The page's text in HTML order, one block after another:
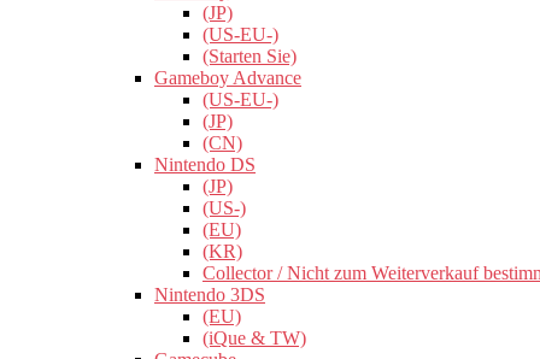
(JP)
(US-EU-)
(Starten Sie)
Gameboy Advance
(US-EU-)
(JP)
(CN)
Nintendo DS
(JP)
(US-)
(EU)
(KR)
Collector / Nicht zum Weiterverkauf
Nintendo 3DS
(EU)
(iQue & TW)